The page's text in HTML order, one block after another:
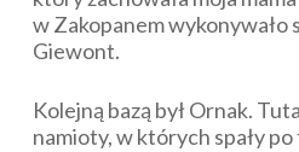
w Zakopanem wykonywało
Giewont.
Kolejną bazą był Ornak.
namioty, w których spały